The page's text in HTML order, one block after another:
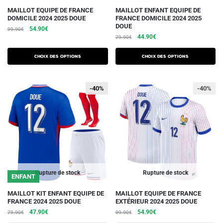
MAILLOT EQUIPE DE FRANCE
DOMICILE 2024 2025 DOUE
99.90€
Le
initial
était :
99.90€.
54.90€Le
actuel
est :
54.90€.
Choix des options
Ce
produit
a
plusieurs
variations.
peuvent
être
choisies
sur
page
produit
MAILLOT ENFANT EQUIPE DE
FRANCE DOMICILE 2024 2025
DOUE
79.90€
Le
initial
était :
44.90€Le
actuel
est :
Choix des options
Ce
produit
a
plusieurs
variations.
peuvent
être
choisies
page
Rupture de stock
-40%
ENFANT
-40%
MAILLOT KIT ENFANT EQUIPE DE
FRANCE 2024 2025 DOUE
79.90€
Le
47.90€Le
Ce
produit
a
Rupture de stock
-40%
MAILLOT EQUIPE DE FRANCE
EXTÉRIEUR 2024 2025 DOUE
99.90€
Le
54.90€Le
Ce
produit
a